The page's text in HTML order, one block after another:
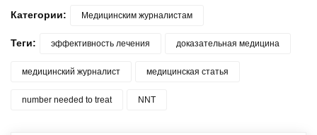
Категории: Медицинским журналистам
Теги: эффективность лечения доказательная медицина
медицинский журналист медицинская статья
number needed to treat NNT